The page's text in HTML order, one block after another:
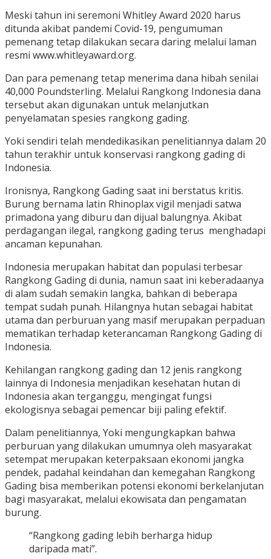
Meski tahun ini seremoni Whitley Award 2020 harus
ditunda akibat pandemi Covid-19, pengumuman
pemenang tetap dilakukan secara daring melalui laman
resmi www.whitleyaward.org.
Dan para pemenang tetap menerima dana hibah senilai
40,000 Poundsterling. Melalui Rangkong Indonesia dana
tersebut akan digunakan untuk melanjutkan
penyelamatan spesies rangkong gading.
Yoki sendiri telah mendedikasikan penelitiannya dalam 20
tahun terakhir untuk konservasi rangkong gading di
Indonesia.
Ironisnya, Rangkong Gading saat ini berstatus kritis.
Burung bernama latin Rhinoplax vigil menjadi satwa
primadona yang diburu dan dijual balungnya. Akibat
perdagangan ilegal, rangkong gading terus menghadapi
ancaman kepunahan.
Indonesia merupakan habitat dan populasi terbesar
Rangkong Gading di dunia, namun saat ini keberadaanya
di alam sudah semakin langka, bahkan di beberapa
tempat sudah punah. Hilangnya hutan sebagai habitat
utama dan perburuan yang masif merupakan perpaduan
mematikan terhadap keterancaman Rangkong Gading di
Indonesia.
Kehilangan rangkong gading dan 12 jenis rangkong
lainnya di Indonesia menjadikan kesehatan hutan di
Indonesia akan terganggu, mengingat fungsi
ekologisnya sebagai pemencar biji paling efektif.
Dalam penelitiannya, Yoki mengungkapkan bahwa
perburuan yang dilakukan umumnya oleh masyarakat
setempat merupakan keterpaksaan ekonomi jangka
pendek, padahal keindahan dan kemegahan Rangkong
Gading bisa memberikan potensi ekonomi berkelanjutan
bagi masyarakat, melalui ekowisata dan pengamatan
burung.
“Rangkong gading lebih berharga hidup
daripada mati”.